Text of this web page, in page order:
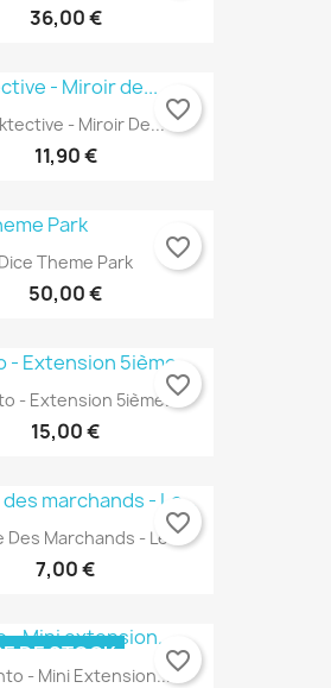
36,00 €
- Miroir De...
11,90 €
favorite_border
Dice Theme Park
50,00 €
favorite_border
- Extension 5ième...
15,00 €
favorite_border
Des Marchands - Le...
7,00 €
favorite_border
- Mini Extension...
DE STOCK favorite_border